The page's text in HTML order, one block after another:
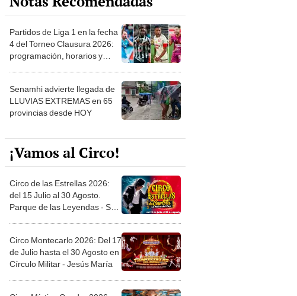
Partidos de Liga 1 en la fecha
4 del Torneo Clausura 2026:
programación, horarios y
Senamhi advierte llegada de
LLUVIAS EXTREMAS en 65
provincias desde HOY
¡Vamos al Circo!
Circo de las Estrellas 2026:
del 15 Julio al 30 Agosto.
Parque de las Leyendas - San
Circo Montecarlo 2026: Del 17
de Julio hasta el 30 Agosto en
Círculo Militar - Jesús María